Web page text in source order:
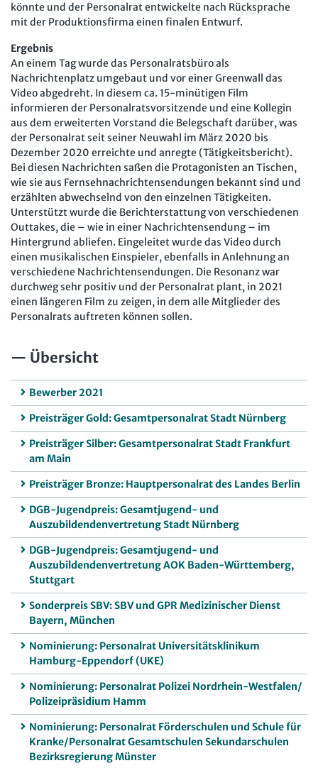
könnte und der Personalrat entwickelte nach Rücksprache
mit der Produktionsfirma einen finalen Entwurf.
Ergebnis
An einem Tag wurde das Personalratsbüro als
Nachrichtenplatz umgebaut und vor einer Greenwall das
Video abgedreht. In diesem ca. 15-minütigen Film
informieren der Personalratsvorsitzende und eine Kollegin
aus dem erweiterten Vorstand die Belegschaft darüber, was
der Personalrat seit seiner Neuwahl im März 2020 bis
Dezember 2020 erreichte und anregte (Tätigkeitsbericht).
Bei diesen Nachrichten saßen die Protagonisten an Tischen,
wie sie aus Fernsehnachrichtensendungen bekannt sind und
erzählten abwechselnd von den einzelnen Tätigkeiten.
Unterstützt wurde die Berichterstattung von verschiedenen
Outtakes, die – wie in einer Nachrichtensendung – im
Hintergrund abliefen. Eingeleitet wurde das Video durch
einen musikalischen Einspieler, ebenfalls in Anlehnung an
verschiedene Nachrichtensendungen. Die Resonanz war
durchweg sehr positiv und der Personalrat plant, in 2021
einen längeren Film zu zeigen, in dem alle Mitglieder des
Personalrats auftreten können sollen.
Übersicht
Bewerber 2021
Preisträger Gold: Gesamtpersonalrat Stadt Nürnberg
Preisträger Silber: Gesamtpersonalrat Stadt Frankfurt
am Main
Preisträger Bronze: Hauptpersonalrat des Landes Berlin
DGB-Jugendpreis: Gesamtjugend- und
Auszubildendenvertretung Stadt Nürnberg
DGB-Jugendpreis: Gesamtjugend- und
Auszubildendenvertretung AOK Baden-Württemberg,
Stuttgart
Sonderpreis SBV: SBV und GPR Medizinischer Dienst
Bayern, München
Nominierung: Personalrat Universitätsklinikum
Hamburg-Eppendorf (UKE)
Nominierung: Personalrat Polizei Nordrhein-Westfalen/
Polizeipräsidium Hamm
Nominierung: Personalrat Förderschulen und Schule für
Kranke/Personalrat Gesamtschulen Sekundarschulen
Bezirksregierung Münster